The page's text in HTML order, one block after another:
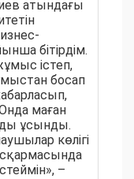
атындағы
бітірдім.
істеп,
босап
маған
ұсынды.
көлігі
–